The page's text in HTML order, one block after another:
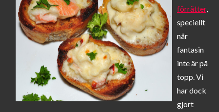
förrätter,
speciellt
när
fantasin
inte är på
topp. Vi
har dock
gjort